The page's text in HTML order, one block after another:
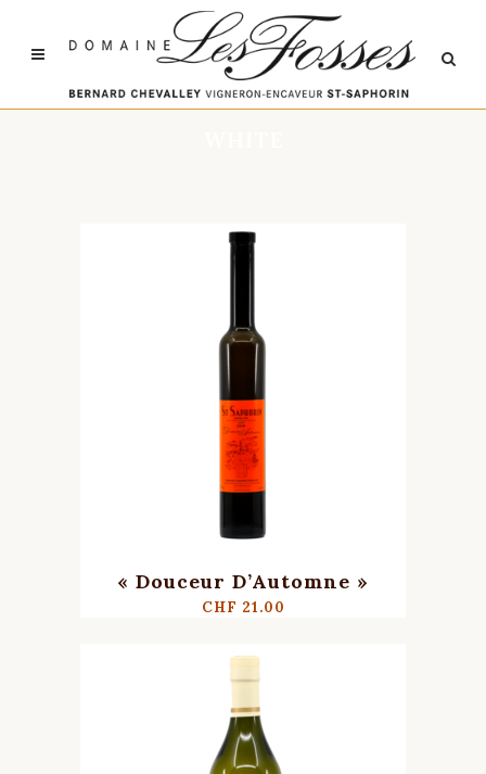
« Douceur D’Automne »
CHF 21.00